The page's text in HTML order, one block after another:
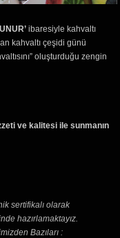
ibaresiyle kahvaltı
kahvaltı çeşidi günü
oluşturduğu zengin
ve kalitesi ile sunmanın
sertifikalı olarak
hazırlamaktayız.
Bazıları :